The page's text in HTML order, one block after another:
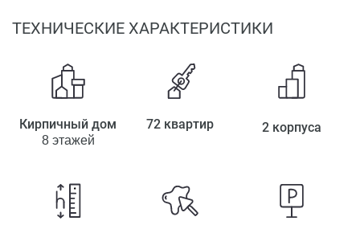
ТЕХНИЧЕСКИЕ ХАРАКТЕРИСТИКИ
Кирпичный дом
8 этажей
72 квартир 2 корпуса